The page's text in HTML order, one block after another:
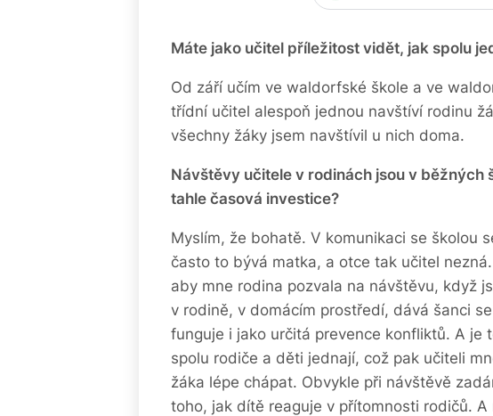
Máte jako učitel příležitost vidět, jak spolu
Od září učím ve waldorfské škole a ve
třídní učitel alespoň jednou navštíví rodinu
všechny žáky jsem navštívil u nich doma.
Návštěvy učitele v rodinách jsou v běžných
tahle časová investice?
Myslím, že bohatě. V komunikaci se školou
často to bývá matka, a otce tak učitel
aby mne rodina pozvala na návštěvu, když
v rodině, v domácím prostředí, dává šanci
funguje i jako určitá prevence konfliktů. A je
spolu rodiče a děti jednají, což pak učiteli
žáka lépe chápat. Obvykle při návštěvě
toho, jak dítě reaguje v přítomnosti rodičů.